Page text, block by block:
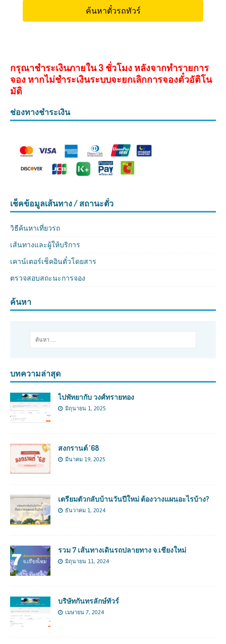
กรุณาชำระเงินภายใน 3 ชั่วโมง หลังจากทำรายการ
จอง หากไม่ชำระเงินระบบจะยกเลิกการจองตั๋วอัติโน
มัติ
ช่องทางชำระเงิน
เช็คข้อมูลเส้นทาง / สถานะตั๋ว
วิธีค้นหาเที่ยวรถ
เส้นทางและผู้ให้บริการ
เคาน์เตอร์เช็คอินตั๋วโดยสาร
ตรวจสอบสถะนะการจอง
ค้นหา
บทความล่าสุด
ไปพัทยากับ วงศ์ทรายทอง
มิถุนายน 1, 2025
สงกรานต์ ’68
มีนาคม 19, 2025
เตรียมตัวกลับบ้านวันปีใหม่ ต้องวางแผนอะไรบ้าง?
ธันวาคม 1, 2024
รวม 7 เส้นทางเดินรถปลายทาง จ.เชียงใหม่
มิถุนายน 11, 2024
บริษัทกันทรลักษ์ทัวร์
เมษายน 7, 2024